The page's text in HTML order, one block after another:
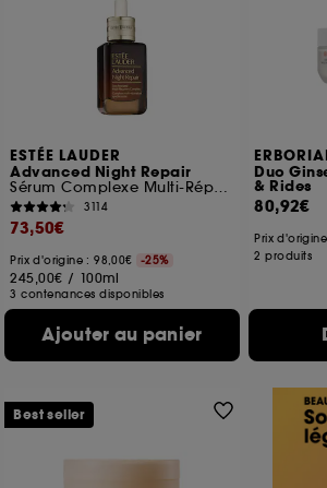
ESTÉE LAUDER
Advanced Night Repair
Sérum Complexe Multi-Réparation Synchronisée
3114
73,50€
Prix d'origine : 98,00€ -25%
245,00€ / 100ml
3 contenances disponibles
Ajouter au panier
Duo
& Rides
80,92€
Prix
2 produits
Best seller